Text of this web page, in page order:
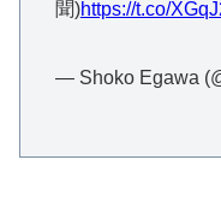
聞)https://t.co/
— Shoko Egawa